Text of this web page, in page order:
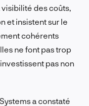
des coûts,
et insistent sur le
cohérents
ne font pas trop
pas non
a constaté